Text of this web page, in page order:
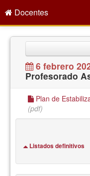
Docentes
Empleo Público
Gestión PDI
Formación y
Seprus
6 febrero
Profesorado
Plan de
(pdf)
Listados definitivos